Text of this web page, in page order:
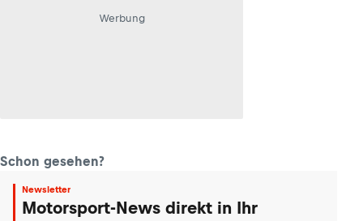
Werbung
Schon gesehen?
Newsletter
Motorsport-News direkt in Ihr